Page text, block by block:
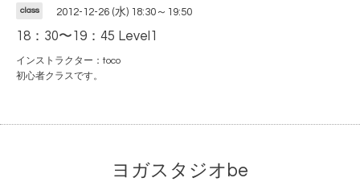
class 2012-12-26 (水) 18:30～19:50
18：30〜19：45 Level1
インストラクター：toco
初心者クラスです。
ヨガスタジオbe